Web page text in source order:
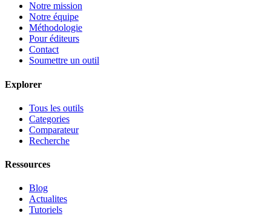
Notre mission
Notre équipe
Méthodologie
Pour éditeurs
Contact
Soumettre un outil
Explorer
Tous les outils
Categories
Comparateur
Recherche
Ressources
Blog
Actualites
Tutoriels